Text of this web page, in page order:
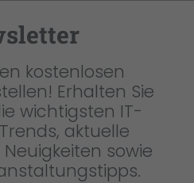
kostenlosen
Erhalten Sie
wichtigsten IT-
aktuelle
sowie